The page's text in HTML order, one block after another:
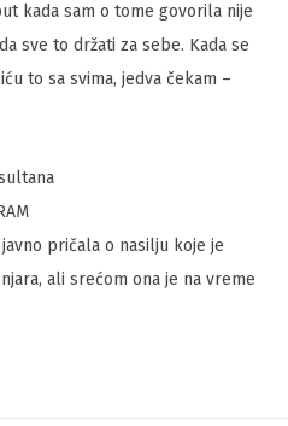
kada sam o tome govorila nije
sve to držati za sebe. Kada se
to sa svima, jedva čekam –
pričala o nasilju koje je
ali srećom ona je na vreme